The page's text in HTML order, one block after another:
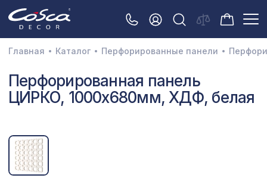
3D орнамент
Акустические панели
Интерьерный МДФ
Межкомнатные арки
Главная Каталог Перфорированные панели
Перфорированная панель
ЦИРКО, 1000х680мм, ХДФ, белая